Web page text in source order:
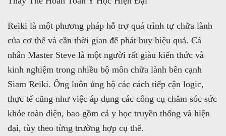
Reiki là một phương pháp hỗ trợ quá trình tự chữa lành
của cơ thể và cần thời gian để phát huy hiệu quả. Cá
nhân Master Steve là một người rất giàu kiến thức và
kinh nghiệm trong nhiều bộ môn chữa lành bên cạnh
Siam Reiki. Ông luôn ủng hộ các cách tiếp cận logic,
thực tế cũng như việc áp dụng các công cụ chăm sóc sức
khỏe toàn diện, bao gồm cả y học truyền thống và hiện
đại, tùy theo từng trường hợp cụ thể.